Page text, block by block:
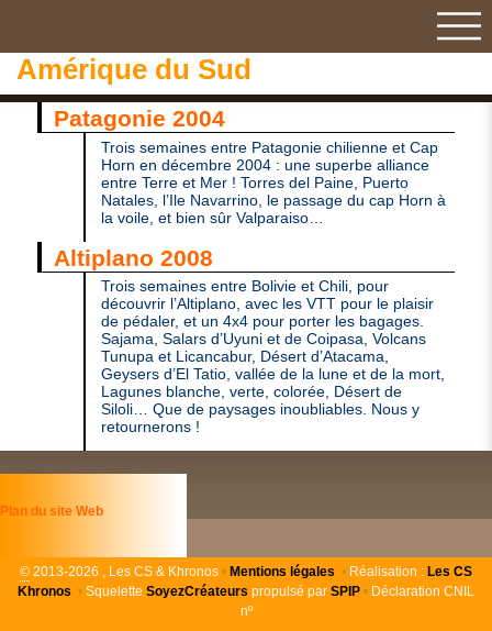
Amérique du Sud
Patagonie 2004
Trois semaines entre Patagonie chilienne et Cap
Horn en décembre 2004 : une superbe alliance
entre Terre et Mer ! Torres del Paine, Puerto
Natales, l’Ile Navarrino, le passage du cap Horn à
la voile, et bien sûr Valparaiso…
Altiplano 2008
Trois semaines entre Bolivie et Chili, pour
découvrir l’Altiplano, avec lesVTT pour le plaisir
de pédaler, et un 4x4 pour porter les bagages.
Sajama, Salars d’Uyuni et de Coipasa, Volcans
Tunupa et Licancabur, Désert d’Atacama,
Geysers d’El Tatio, vallée de la lune et de la mort,
Lagunes blanche, verte, colorée, Désert de
Siloli… Que de paysages inoubliables. Nous y
retournerons !
Plan du site Web
© 2013-2026 , Les CS & Khronos • Mentions légales • Réalisation : Les CS
Khronos • Squelette SoyezCréateurs propulsé par SPIP • Déclaration CNIL
nº